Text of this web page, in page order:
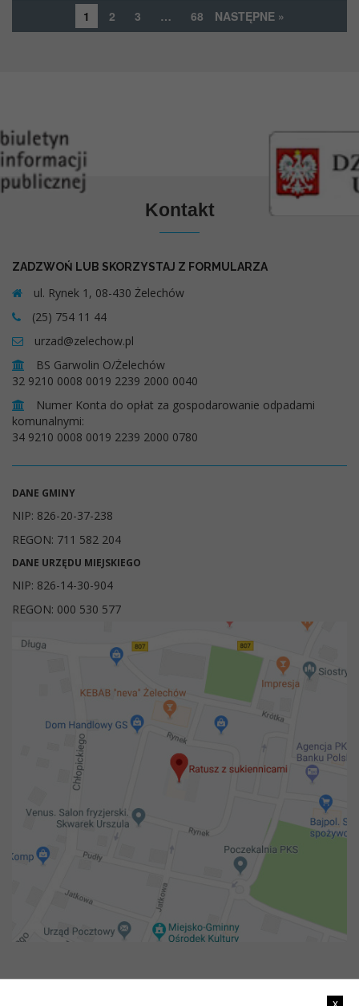
1 2 3 … 68 NASTĘPNE »
Kontakt
ZADZWOŃ LUB SKORZYSTAJ Z FORMULARZA
ul. Rynek 1, 08-430 Żelechów
(25) 754 11 44
urzad@zelechow.pl
BS Garwolin O/Żelechów
32 9210 0008 0019 2239 2000 0040
Numer Konta do opłat za gospodarowanie odpadami
komunalnymi:
34 9210 0008 0019 2239 2000 0780
DANE GMINY
NIP: 826-20-37-238
REGON: 711 582 204
DANE URZĘDU MIEJSKIEGO
NIP: 826-14-30-904
REGON: 000 530 577
x